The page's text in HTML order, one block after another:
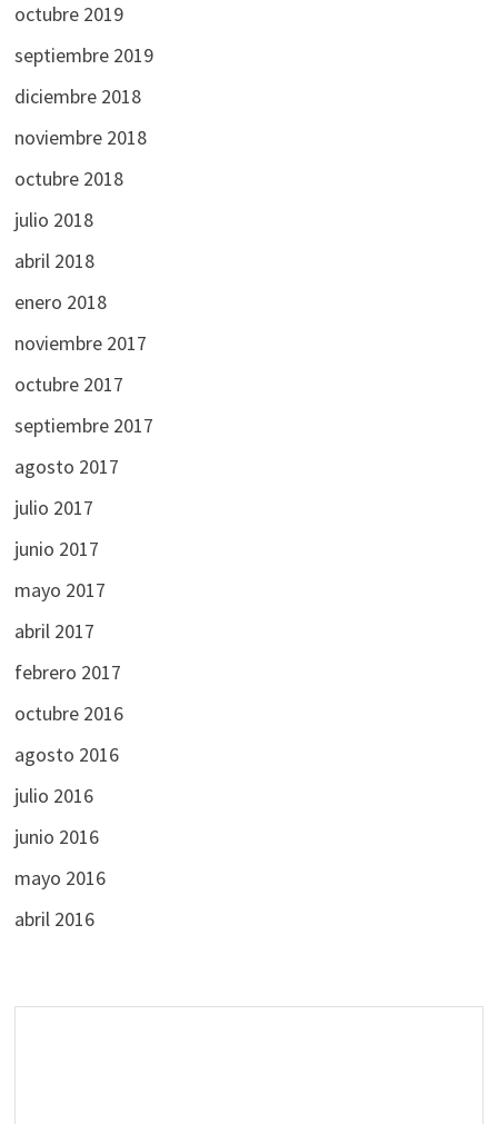
octubre 2019
septiembre 2019
diciembre 2018
noviembre 2018
octubre 2018
julio 2018
abril 2018
enero 2018
noviembre 2017
octubre 2017
septiembre 2017
agosto 2017
julio 2017
junio 2017
mayo 2017
abril 2017
febrero 2017
octubre 2016
agosto 2016
julio 2016
junio 2016
mayo 2016
abril 2016